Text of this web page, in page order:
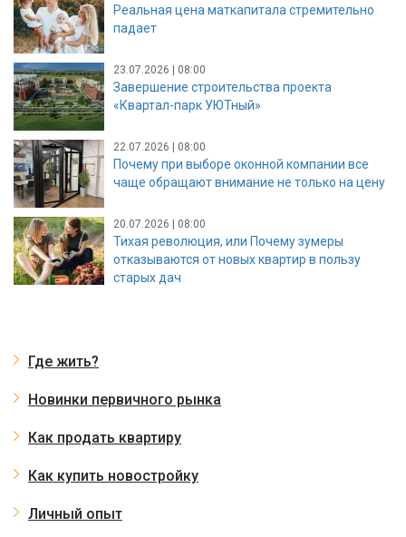
Реальная цена маткапитала стремительно
падает
23.07.2026 | 08:00
Завершение строительства проекта
«Квартал-парк УЮТный»
22.07.2026 | 08:00
Почему при выборе оконной компании все
чаще обращают внимание не только на цену
20.07.2026 | 08:00
Тихая революция, или Почему зумеры
отказываются от новых квартир в пользу
старых дач
Где жить?
Новинки первичного рынка
Как продать квартиру
Как купить новостройку
Личный опыт